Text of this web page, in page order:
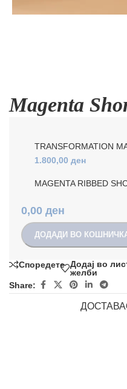
Magenta
TRANSFORMATION
1.800,00 ден
MAGENTA RIBBED
0,00 ден
ДОДАДИ ВО
Споредете Додај во
желби
Share:
ДОСТАВА